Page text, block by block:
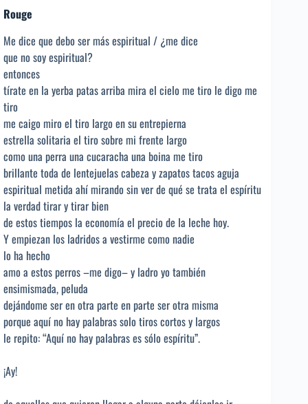
Rouge
Me dice que debo ser más espiritual / ¿me dice
que no soy espiritual?
entonces
tírate en la yerba patas arriba mira el cielo me tiro le digo me
tiro
me caigo miro el tiro largo en su entrepierna
estrella solitaria el tiro sobre mi frente largo
como una perra una cucaracha una boina me tiro
brillante toda de lentejuelas cabeza y zapatos tacos aguja
espiritual metida ahí mirando sin ver de qué se trata el espíritu
la verdad tirar y tirar bien
de estos tiempos la economía el precio de la leche hoy.
Y empiezan los ladridos a vestirme como nadie
lo ha hecho
amo a estos perros –me digo– y ladro yo también
ensimismada, peluda
dejándome ser en otra parte en parte ser otra misma
porque aquí no hay palabras solo tiros cortos y largos
le repito: “Aquí no hay palabras es sólo espíritu”.
¡Ay!